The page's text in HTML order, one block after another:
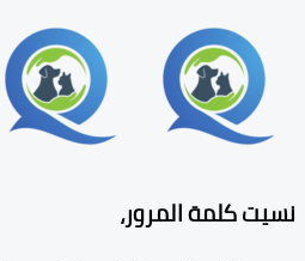
نسيت كلمة المرور،